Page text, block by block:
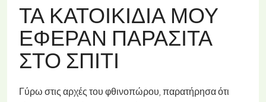
ΤΑ ΚΑΤΟΙΚΊΔΙΑ ΜΟΥ
ΈΦΕΡΑΝ ΠΑΡΆΣΙΤΑ
ΣΤΟ ΣΠΊΤΙ
Γύρω στις αρχές του φθινοπώρου, παρατήρησα ότι